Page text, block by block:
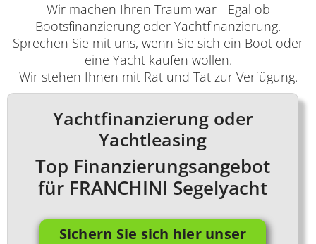
Wir machen Ihren Traum war - Egal ob
Bootsfinanzierung oder Yachtfinanzierung.
Sprechen Sie mit uns, wenn Sie sich ein Boot oder
eine Yacht kaufen wollen.
Wir stehen Ihnen mit Rat und Tat zur Verfügung.
Yachtfinanzierung oder
Yachtleasing
Top Finanzierungsangebot
für FRANCHINI Segelyacht
Sichern Sie sich hier unser